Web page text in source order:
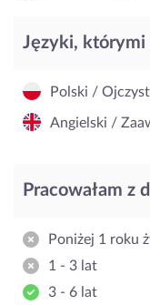
Języki, którymi
Polski /
Angielski /
Pracowałam z
Poniżej 1 roku
1 - 3 lat
3 - 6 lat